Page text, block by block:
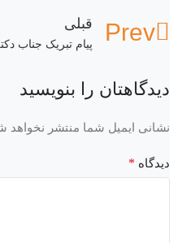
Prev قبلی
پیام تبریک جناب
دیدگاهتان را بنویسید
نشانی ایمیل شما منتشر نخواهد
دیدگاه *